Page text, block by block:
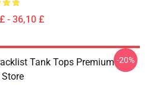
- 36,10 £
Tank Tops Premium -20%